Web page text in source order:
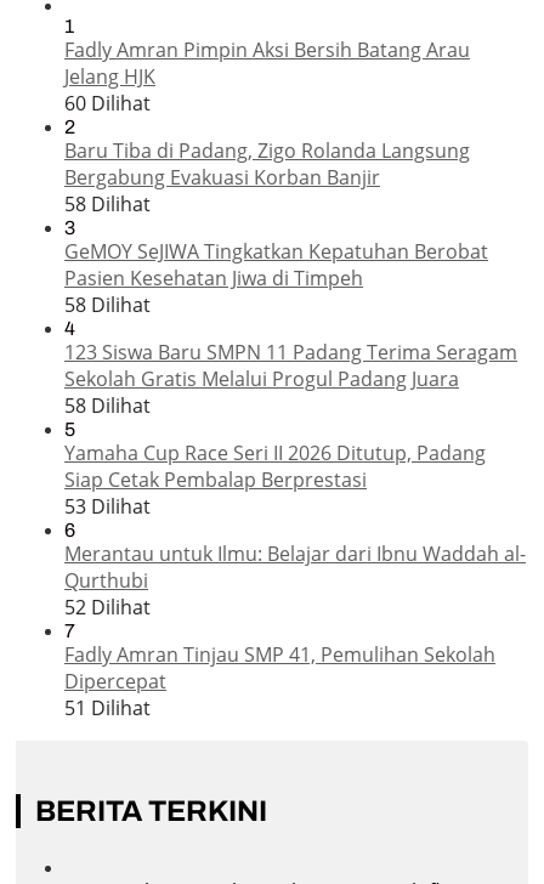
1
Fadly Amran Pimpin Aksi Bersih Batang Arau
Jelang HJK
60 Dilihat
2
Baru Tiba di Padang, Zigo Rolanda Langsung
Bergabung Evakuasi Korban Banjir
58 Dilihat
3
GeMOY SeJIWA Tingkatkan Kepatuhan Berobat
Pasien Kesehatan Jiwa di Timpeh
58 Dilihat
4
123 Siswa Baru SMPN 11 Padang Terima Seragam
Sekolah Gratis Melalui Progul Padang Juara
58 Dilihat
5
Yamaha Cup Race Seri II 2026 Ditutup, Padang
Siap Cetak Pembalap Berprestasi
53 Dilihat
6
Merantau untuk Ilmu: Belajar dari Ibnu Waddah al-
Qurthubi
52 Dilihat
7
Fadly Amran Tinjau SMP 41, Pemulihan Sekolah
Dipercepat
51 Dilihat
BERITA TERKINI